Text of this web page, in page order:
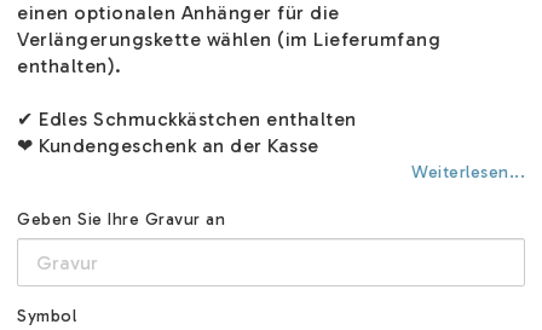
einen optionalen Anhänger für die
Verlängerungskette wählen (im Lieferumfang
enthalten).
✔ Edles Schmuckkästchen enthalten
❤ Kundengeschenk an der Kasse
Weiterlesen...
Geben Sie Ihre Gravur an
Symbol